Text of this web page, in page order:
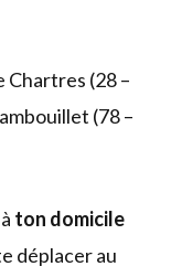
Chartres (28 –
(78 –
ton domicile
déplacer au